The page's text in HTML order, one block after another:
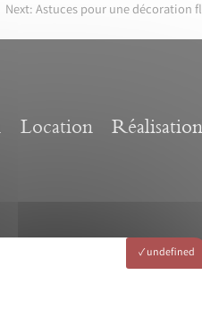
Next:Astuces pour une décoration
Location
undefined